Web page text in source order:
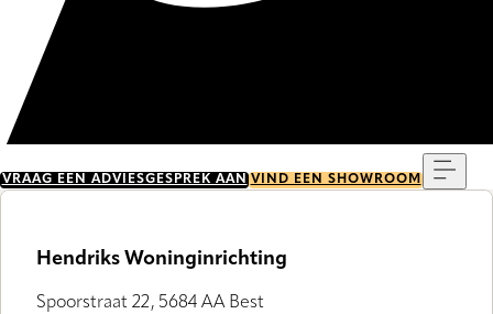
VRAAG EEN ADVIESGESPREK AAN VIND EEN SHOWROOM
Hendriks Woninginrichting
Spoorstraat 22, 5684 AA Best